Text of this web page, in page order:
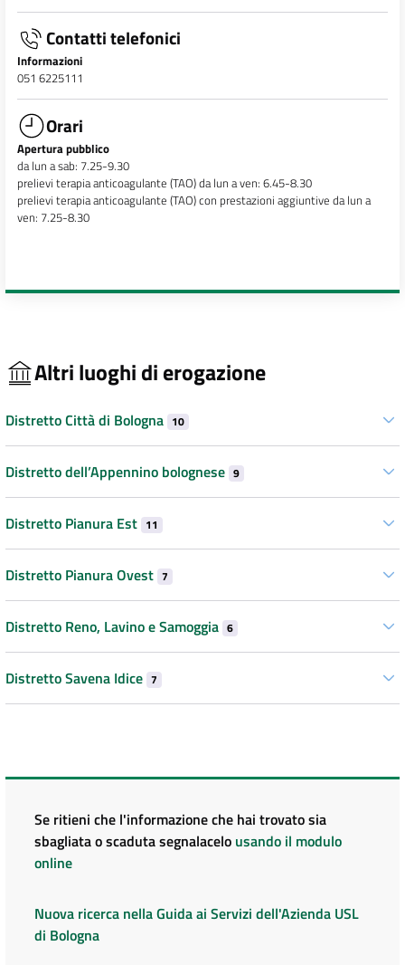
Contatti telefonici
Informazioni
051 6225111
Orari
Apertura pubblico
da lun a sab: 7.25-9.30
prelievi terapia anticoagulante (TAO) da lun a ven: 6.45-8.30
prelievi terapia anticoagulante (TAO) con prestazioni aggiuntive da lun a
ven: 7.25-8.30
Altri luoghi di erogazione
Distretto Città di Bologna 10
Distretto dell’Appennino bolognese 9
Distretto Pianura Est 11
Distretto Pianura Ovest 7
Distretto Reno, Lavino e Samoggia 6
Distretto Savena Idice 7
Se ritieni che l'informazione che hai trovato sia
sbagliata o scaduta segnalacelo usando il modulo
online
Nuova ricerca nella Guida ai Servizi dell'Azienda USL
di Bologna